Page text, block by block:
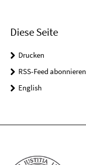
Diese Seite
Drucken
RSS-Feed abonnieren
English